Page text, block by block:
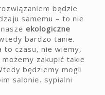
będzie
samemu – to nie
ekologiczne
bardzo tanie.
to czasu, nie wiemy,
zakupić takie
będziemy mogli
salonie, sypialni